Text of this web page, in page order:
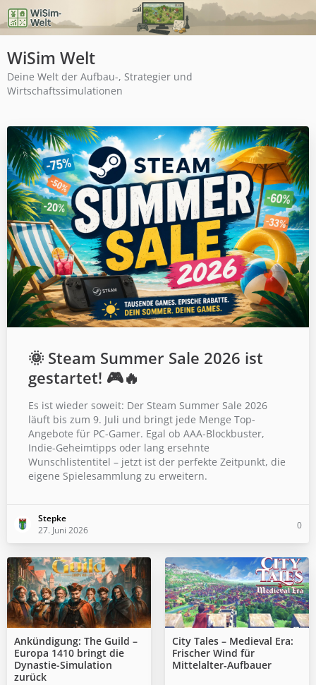
WiSim Welt
Deine Welt der Aufbau-, Strategier und
Wirtschaftssimulationen
🌞 Steam Summer Sale 2026 ist
gestartet! 🎮🔥
Es ist wieder soweit: Der Steam Summer Sale 2026
läuft bis zum 9. Juli und bringt jede Menge Top-
Angebote für PC-Gamer. Egal ob AAA-Blockbuster,
Indie-Geheimtipps oder lang ersehnte
Wunschlistentitel – jetzt ist der perfekte Zeitpunkt, die
eigene Spielesammlung zu erweitern.
Stepke
27. Juni 2026
0
Ankündigung: The Guild –
Europa 1410 bringt die
Dynastie-Simulation
zurück
City Tales – Medieval Era:
Frischer Wind für
Mittelalter‑Aufbauer